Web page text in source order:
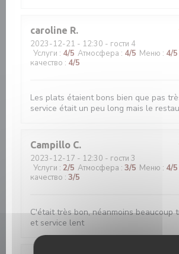
caroline R
2023-12-21 - 12:30 - гости 4
Услуги : 4/5 Атмосфера : 4/5 Меню : 4/5
качество : 4/5
Les plats étaient bons bien que pas
service était un peu long mais le
Campillo C
2023-12-17 - 12:30 - гости 3
Услуги : 2/5 Атмосфера : 3/5 Меню : 4/5
качество : 3/5
C'était très bon, néanmoins beaucoup
et service lent